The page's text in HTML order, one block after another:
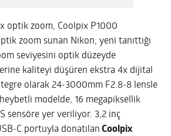
optik zoom, Coolpix P1000
zoom sunan Nikon, yeni tanıttığı
seviyesini optik düzeyde
kaliteyi düşüren ekstra 4x dijital
olarak 24-3000mm F2.8-8 lensle
modelde, 16 megapiksellik
sensöre yer veriliyor. 3,2 inç
C portuyla donatılan Coolpix